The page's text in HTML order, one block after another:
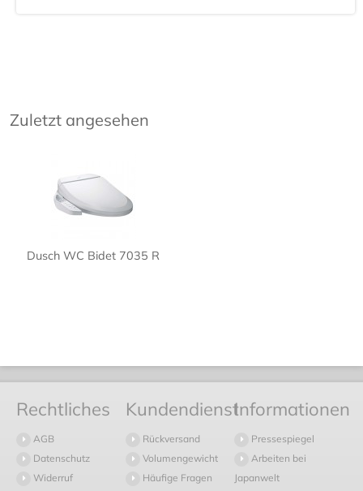
Zuletzt angesehen
Dusch WC Bidet 7035 R
Rechtliches
AGB
Datenschutz
Widerruf
Kundendienst
Rückversand
Volumengewicht
Häufige Fragen
Informationen
Pressespiegel
Arbeiten bei
Japanwelt